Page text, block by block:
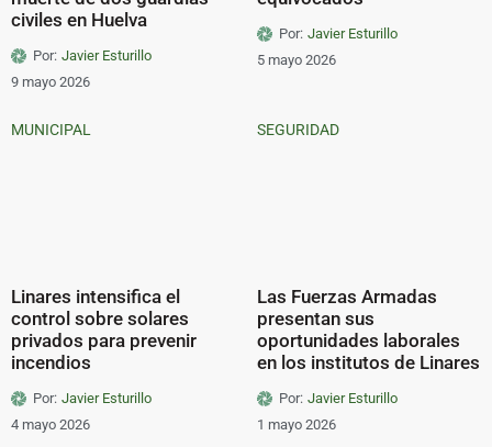
civiles en Huelva
Por: Javier Esturillo
9 mayo 2026
Por: Javier Esturillo
5 mayo 2026
MUNICIPAL
Linares intensifica el
control sobre solares
privados para prevenir
incendios
Por: Javier Esturillo
4 mayo 2026
SEGURIDAD
Las Fuerzas Armadas
presentan sus
oportunidades laborales
en los institutos de Linares
Por: Javier Esturillo
1 mayo 2026